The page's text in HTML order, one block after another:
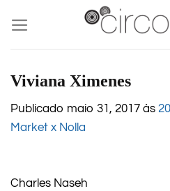
content
Viviana Ximenes
Publicado maio 31, 2017 às
Market x Nolla
Charles Naseh